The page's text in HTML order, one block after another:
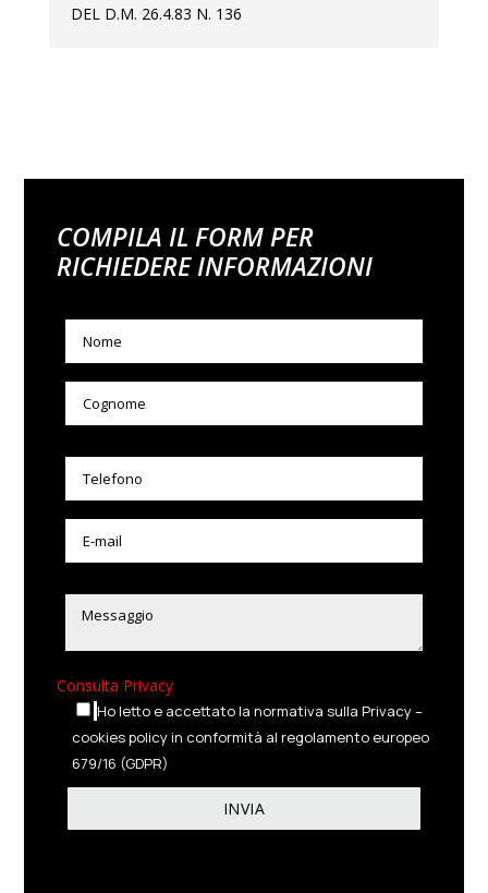
DEL D.M. 26.4.83 N. 136
COMPILA IL FORM PER
RICHIEDERE INFORMAZIONI
Consulta Privacy
Ho letto e accettato la normativa sulla Privacy –
cookies policy in conformità al regolamento europeo
679/16 (GDPR)